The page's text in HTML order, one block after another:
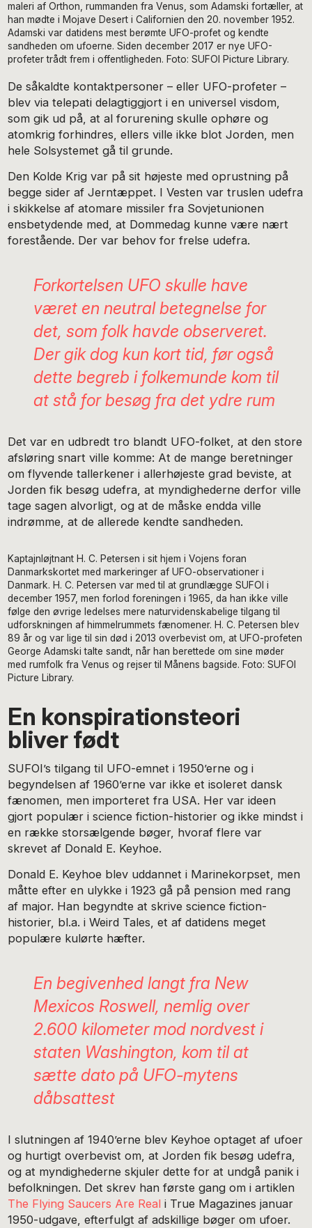
maleri af Orthon, rummanden fra Venus, som Adamski fortæller, at
han mødte i Mojave Desert i Californien den 20. november 1952.
Adamski var datidens mest berømte UFO-profet og kendte
sandheden om ufoerne. Siden december 2017 er nye UFO-
profeter trådt frem i offentligheden. Foto: SUFOI Picture Library.
De såkaldte kontaktpersoner – eller UFO-profeter –
blev via telepati delagtiggjort i en universel visdom,
som gik ud på, at al forurening skulle ophøre og
atomkrig forhindres, ellers ville ikke blot Jorden, men
hele Solsystemet gå til grunde.
Den Kolde Krig var på sit højeste med oprustning på
begge sider af Jerntæppet. I Vesten var truslen udefra
i skikkelse af atomare missiler fra Sovjetunionen
ensbetydende med, at Dommedag kunne være nært
forestående. Der var behov for frelse udefra.
Forkortelsen UFO skulle have
været en neutral betegnelse for
det, som folk havde observeret.
Der gik dog kun kort tid, før også
dette begreb i folkemunde kom til
at stå for besøg fra det ydre rum
Det var en udbredt tro blandt UFO-folket, at den store
afsløring snart ville komme: At de mange beretninger
om flyvende tallerkener i allerhøjeste grad beviste, at
Jorden fik besøg udefra, at myndighederne derfor ville
tage sagen alvorligt, og at de måske endda ville
indrømme, at de allerede kendte sandheden.
Kaptajnløjtnant H. C. Petersen i sit hjem i Vojens foran
Danmarkskortet med markeringer af UFO-observationer i
Danmark. H. C. Petersen var med til at grundlægge SUFOI i
december 1957, men forlod foreningen i 1965, da han ikke ville
følge den øvrige ledelses mere naturvidenskabelige tilgang til
udforskningen af himmelrummets fænomener. H. C. Petersen blev
89 år og var lige til sin død i 2013 overbevist om, at UFO-profeten
George Adamski talte sandt, når han berettede om sine møder
med rumfolk fra Venus og rejser til Månens bagside. Foto: SUFOI
Picture Library.
En konspirationsteori
bliver født
SUFOI’s tilgang til UFO-emnet i 1950’erne og i
begyndelsen af 1960’erne var ikke et isoleret dansk
fænomen, men importeret fra USA. Her var ideen
gjort populær i science fiction-historier og ikke mindst i
en række storsælgende bøger, hvoraf flere var
skrevet af Donald E. Keyhoe.
Donald E. Keyhoe blev uddannet i Marinekorpset, men
måtte efter en ulykke i 1923 gå på pension med rang
af major. Han begyndte at skrive science fiction-
historier, bl.a. i Weird Tales, et af datidens meget
populære kulørte hæfter.
En begivenhed langt fra New
Mexicos Roswell, nemlig over
2.600 kilometer mod nordvest i
staten Washington, kom til at
sætte dato på UFO-mytens
dåbsattest
I slutningen af 1940’erne blev Keyhoe optaget af ufoer
og hurtigt overbevist om, at Jorden fik besøg udefra,
og at myndighederne skjuler dette for at undgå panik i
befolkningen. Det skrev han første gang om i artiklen
The Flying Saucers Are Real i True Magazines januar
1950-udgave, efterfulgt af adskillige bøger om ufoer.